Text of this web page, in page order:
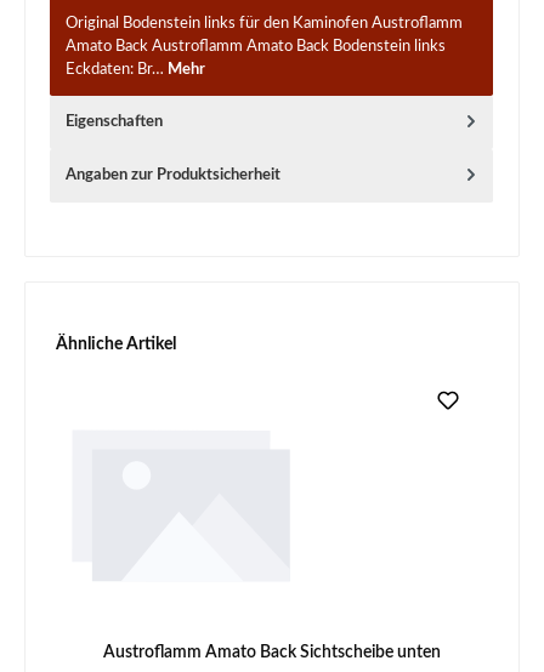
Original Bodenstein links für den Kaminofen Austroflamm
Amato Back Austroflamm Amato Back Bodenstein links
Eckdaten: Br… Mehr
Eigenschaften
Angaben zur Produktsicherheit
Produktgalerie überspringen
Ähnliche Artikel
Austroflamm Amato Back Sichtscheibe unten